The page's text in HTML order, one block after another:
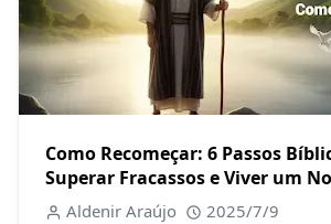
Como Recomeçar: 6 Passos
Superar Fracassos e Viver um
Aldenir Araújo 2025/7/9